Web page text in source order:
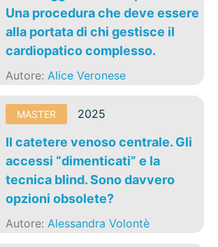
Una procedura che deve essere
alla portata di chi gestisce il
cardiopatico complesso.
Autore:Alice Veronese
MASTER 2025
Il catetere venoso centrale. Gli
accessi “dimenticati” e la
tecnica blind. Sono davvero
opzioni obsolete?
Autore:Alessandra Volontè